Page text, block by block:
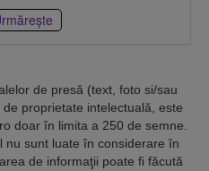
de presă (text, foto si/sau
proprietate intelectuală, este
doar în limita a 250 de semne.
nu sunt luate în considerare în
de informaţii poate fi făcută